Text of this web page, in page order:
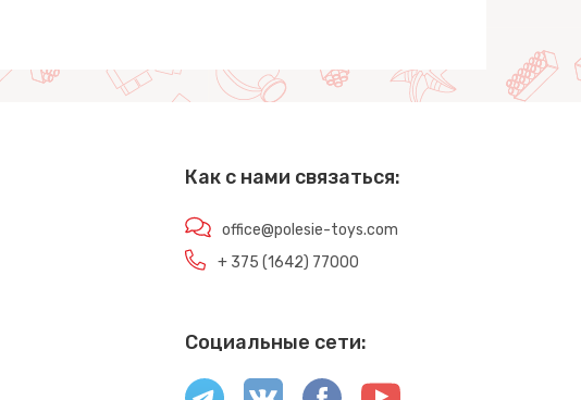
Как с нами связаться:
office@polesie-toys.com
+ 375 (1642) 77000
Социальные сети: